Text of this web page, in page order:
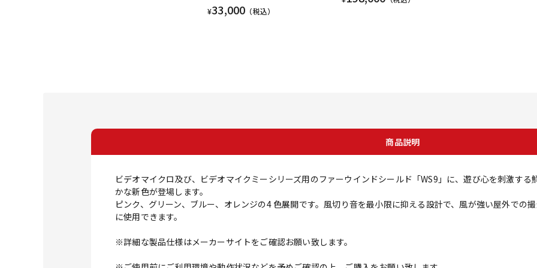
¥33,000 （税込）
商品説明
ビデオマイクロ及び、ビデオマイクミーシリーズ用のファーウインドシールド「WS9」に、遊び心を刺激する
かな新色が登場します。
ピンク、グリーン、ブルー、オレンジの4 色展開です。風切り音を最小限に抑える設計で、風が強い屋外での
に使用できます。
※詳細な製品仕様はメーカーサイトをご確認お願い致します。